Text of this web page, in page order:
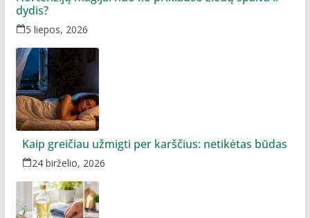
dydis?
5 liepos, 2026
Kaip greičiau užmigti per karščius: netikėtas būdas
24 birželio, 2026